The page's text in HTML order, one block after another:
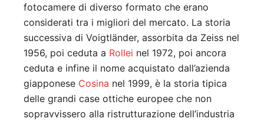
fotocamere di diverso formato che erano
considerati tra i migliori del mercato. La storia
successiva di Voigtländer, assorbita da Zeiss nel
1956, poi ceduta a Rollei nel 1972, poi ancora
ceduta e infine il nome acquistato dall’azienda
giapponese Cosina nel 1999, è la storia tipica
delle grandi case ottiche europee che non
sopravvissero alla ristrutturazione dell’industria